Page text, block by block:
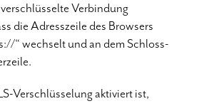
Verbindung
die Adresszeile des Browsers
“ wechselt und an dem Schloss-
Verschlüsselung aktiviert ist,